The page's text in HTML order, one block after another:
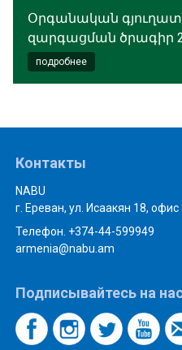
Օրգանական
զարգացման ծրագիր
подробнее
Контакты
NABU
г. Ереван, ул. Исаакян 18, офис
Телефон. +374-44-599949
armenia@nabu.am
Подписывайтесь на